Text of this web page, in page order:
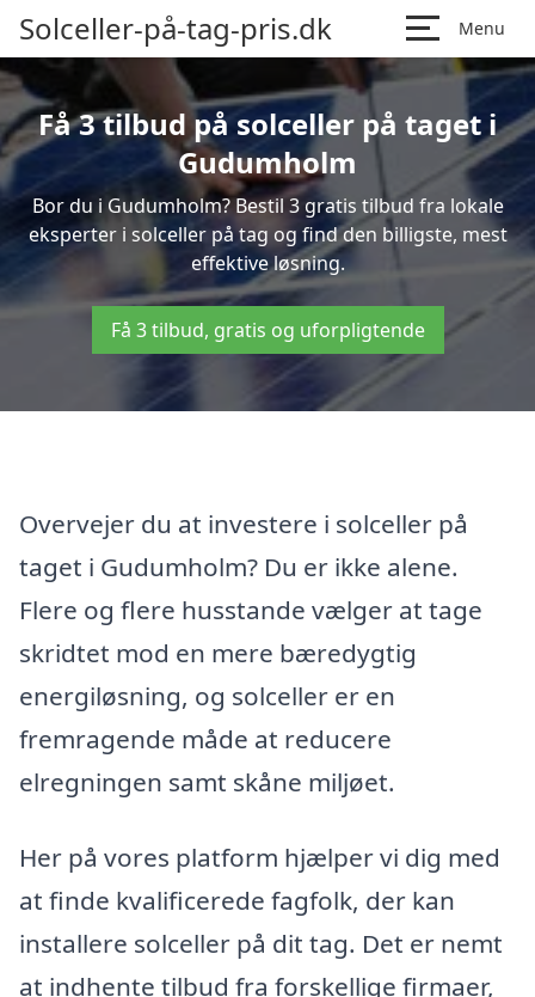
Solceller-på-tag-pris.dk Menu
Få 3 tilbud på solceller på taget i
Gudumholm
Bor du i Gudumholm? Bestil 3 gratis tilbud fra lokale
eksperter i solceller på tag og find den billigste, mest
effektive løsning.
Få 3 tilbud, gratis og uforpligtende
Overvejer du at investere i solceller på
taget i Gudumholm? Du er ikke alene.
Flere og flere husstande vælger at tage
skridtet mod en mere bæredygtig
energiløsning, og solceller er en
fremragende måde at reducere
elregningen samt skåne miljøet.
Her på vores platform hjælper vi dig med
at finde kvalificerede fagfolk, der kan
installere solceller på dit tag. Det er nemt
at indhente tilbud fra forskellige firmaer,